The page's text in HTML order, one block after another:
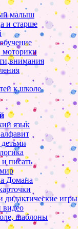
малыш
и старше
моторики
к школе
язык
писать
Домана
дидактические игры
видео
шаблоны